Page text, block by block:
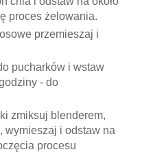
proces żelowania.
przemieszaj i
pucharków i wstaw
- do
zmiksuj blenderem,
wymieszaj i odstaw na
procesu